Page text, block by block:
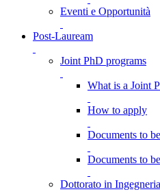
Eventi e Opportunità
Post-Lauream
Joint PhD programs
What is a Joint
How to apply
Documents to
Documents to
Dottorato in